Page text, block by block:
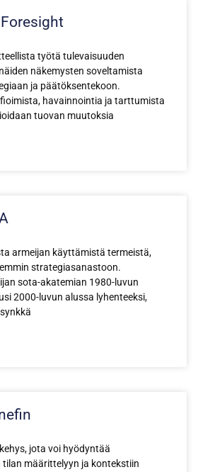
työtä tulevaisuuden
näkemysten soveltamista
ja päätöksentekoon.
havainnointia ja tarttumista
tuovan muutoksia
armeijan käyttämistä termeistä,
strategiasanastoon.
sota-akatemian 1980-luvun
2000-luvun alussa lyhenteeksi,
jota voi hyödyntää
määrittelyyn ja kontekstiin